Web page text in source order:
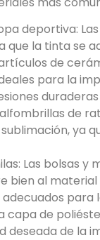
deportiva:
que la tinta se
de
para la
de
ya
Las bolsas
bien al
capa de
deseada de la